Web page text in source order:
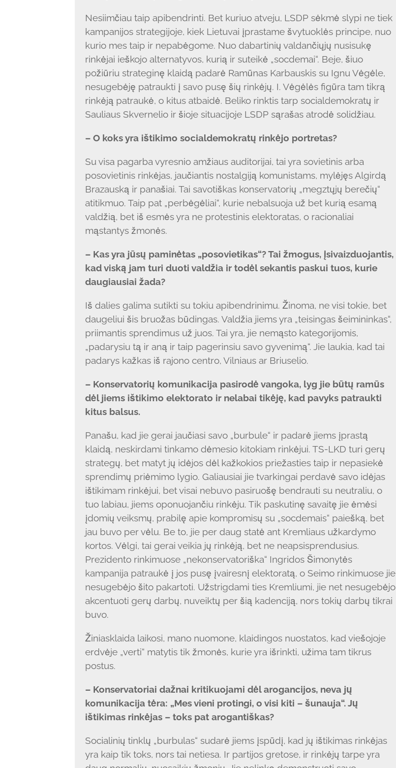
Nesiimčiau taip apibendrinti. Bet kuriuo atveju, LSDP sėkmė slypi ne tiek
kampanijos strategijoje, kiek Lietuvai įprastame švytuoklės principe, nuo
kurio mes taip ir nepabėgome. Nuo dabartinių valdančiųjų nusisukę
rinkėjai ieškojo alternatyvos, kurią ir suteikė „socdemai“. Beje, šiuo
požiūriu strateginę klaidą padarė Ramūnas Karbauskis su Ignu Vėgėle,
nesugebėję patraukti į savo pusę šių rinkėjų. I. Vėgėlės figūra tam tikrą
rinkėją patraukė, o kitus atbaidė. Beliko rinktis tarp socialdemokratų ir
Sauliaus Skvernelio ir šioje situacijoje LSDP sąrašas atrodė solidžiau.
– O koks yra ištikimo socialdemokratų rinkėjo portretas?
Su visa pagarba vyresnio amžiaus auditorijai, tai yra sovietinis arba
posovietinis rinkėjas, jaučiantis nostalgiją komunistams, mylėjęs Algirdą
Brazauską ir panašiai. Tai savotiškas konservatorių „megztųjų berečių“
atitikmuo. Taip pat „perbėgėliai“, kurie nebalsuoja už bet kurią esamą
valdžią, bet iš esmės yra ne protestinis elektoratas, o racionaliai
mąstantys žmonės.
– Kas yra jūsų paminėtas „posovietikas“? Tai žmogus, įsivaizduojantis,
kad viską jam turi duoti valdžia ir todėl sekantis paskui tuos, kurie
daugiausiai žada?
Iš dalies galima sutikti su tokiu apibendrinimu. Žinoma, ne visi tokie, bet
daugeliui šis bruožas būdingas. Valdžia jiems yra „teisingas šeimininkas“,
priimantis sprendimus už juos. Tai yra, jie nemąsto kategorijomis,
„padarysiu tą ir aną ir taip pagerinsiu savo gyvenimą“. Jie laukia, kad tai
padarys kažkas iš rajono centro, Vilniaus ar Briuselio.
– Konservatorių komunikacija pasirodė vangoka, lyg jie būtų ramūs
dėl jiems ištikimo elektorato ir nelabai tikėję, kad pavyks patraukti
kitus balsus.
Panašu, kad jie gerai jaučiasi savo „burbule“ ir padarė jiems įprastą
klaidą, neskirdami tinkamo dėmesio kitokiam rinkėjui. TS-LKD turi gerų
strategų, bet matyt jų idėjos dėl kažkokios priežasties taip ir nepasiekė
sprendimų priėmimo lygio. Galiausiai jie tvarkingai perdavė savo idėjas
ištikimam rinkėjui, bet visai nebuvo pasiruošę bendrauti su neutraliu, o
tuo labiau, jiems oponuojančiu rinkėju. Tik paskutinę savaitę jie ėmėsi
įdomių veiksmų, prabilę apie kompromisų su „socdemais“ paiešką, bet
jau buvo per vėlu. Be to, jie per daug statė ant Kremliaus užkardymo
kortos. Vėlgi, tai gerai veikia jų rinkėją, bet ne neapsisprendusius.
Prezidento rinkimuose „nekonservatoriška“ Ingridos Šimonytės
kampanija patraukė į jos pusę įvairesnį elektoratą, o Seimo rinkimuose jie
nesugebėjo šito pakartoti. Užstrigdami ties Kremliumi, jie net nesugebėjo
akcentuoti gerų darbų, nuveiktų per šią kadenciją, nors tokių darbų tikrai
buvo.
Žiniasklaida laikosi, mano nuomone, klaidingos nuostatos, kad viešojoje
erdvėje „verti“ matytis tik žmonės, kurie yra išrinkti, užima tam tikrus
postus.
– Konservatoriai dažnai kritikuojami dėl arogancijos, neva jų
komunikacija tėra: „Mes vieni protingi, o visi kiti – šunauja“. Jų
ištikimas rinkėjas – toks pat arogantiškas?
Socialinių tinklų „burbulas“ sudarė jiems įspūdį, kad jų ištikimas rinkėjas
yra kaip tik toks, nors tai netiesa. Ir partijos gretose, ir rinkėjų tarpe yra